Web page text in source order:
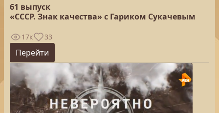
61 выпуск
«СССР. Знак качества» с Гариком Сукачевым
17к 33
Перейти